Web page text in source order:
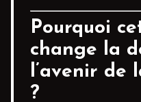
Pourquoi
change la
l’avenir de
?